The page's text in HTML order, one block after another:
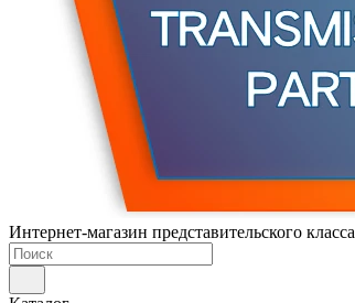
Интернет-магазин представительского класса